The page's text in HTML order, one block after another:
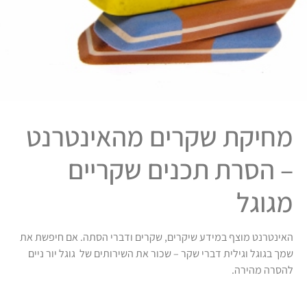
מחיקת שקרים מהאינטרנט
– הסרת תכנים שקריים
מגוגל
האינטרנט מוצף במידע שיקרים, שקרים ודברי הסתה. אם חיפשת את
שמך בגוגל וגילית דברי שקר – שכור את השירותים של גוגל יור ניים
להסרה מהירה.